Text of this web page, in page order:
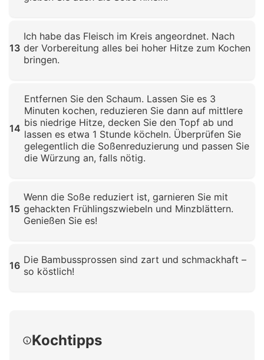
13
Ich habe das Fleisch im Kreis angeordnet. Nach
der Vorbereitung alles bei hoher Hitze zum Kochen
bringen.
14
Entfernen Sie den Schaum. Lassen Sie es 3
Minuten kochen, reduzieren Sie dann auf mittlere
bis niedrige Hitze, decken Sie den Topf ab und
lassen es etwa 1 Stunde köcheln. Überprüfen Sie
gelegentlich die Soßenreduzierung und passen Sie
die Würzung an, falls nötig.
15
Wenn die Soße reduziert ist, garnieren Sie mit
gehackten Frühlingszwiebeln und Minzblättern.
Genießen Sie es!
16 Die Bambussprossen sind zart und schmackhaft –
so köstlich!
Kochtipps